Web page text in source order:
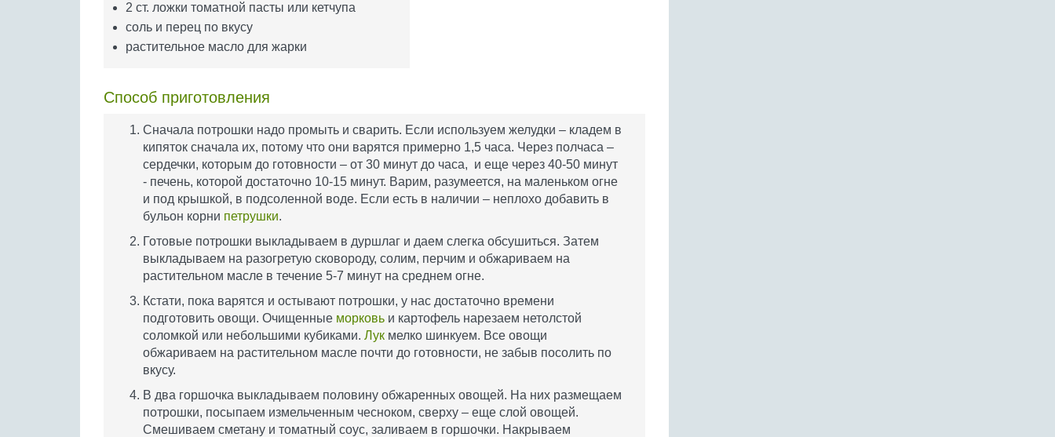
2 ст. ложки томатной пасты или кетчупа
соль и перец по вкусу
растительное масло для жарки
Способ приготовления
Сначала потрошки надо промыть и сварить. Если используем желудки – кладем в
кипяток сначала их, потому что они варятся примерно 1,5 часа. Через полчаса –
сердечки, которым до готовности – от 30 минут до часа, и еще через 40-50 минут
- печень, которой достаточно 10-15 минут. Варим, разумеется, на маленьком огне
и под крышкой, в подсоленной воде. Если есть в наличии – неплохо добавить в
бульон корни петрушки.
Готовые потрошки выкладываем в дуршлаг и даем слегка обсушиться. Затем
выкладываем на разогретую сковороду, солим, перчим и обжариваем на
растительном масле в течение 5-7 минут на среднем огне.
Кстати, пока варятся и остывают потрошки, у нас достаточно времени
подготовить овощи. Очищенные морковь и картофель нарезаем нетолстой
соломкой или небольшими кубиками. Лук мелко шинкуем. Все овощи
обжариваем на растительном масле почти до готовности, не забыв посолить по
вкусу.
В два горшочка выкладываем половину обжаренных овощей. На них размещаем
потрошки, посыпаем измельченным чесноком, сверху – еще слой овощей.
Смешиваем сметану и томатный соус, заливаем в горшочки. Накрываем